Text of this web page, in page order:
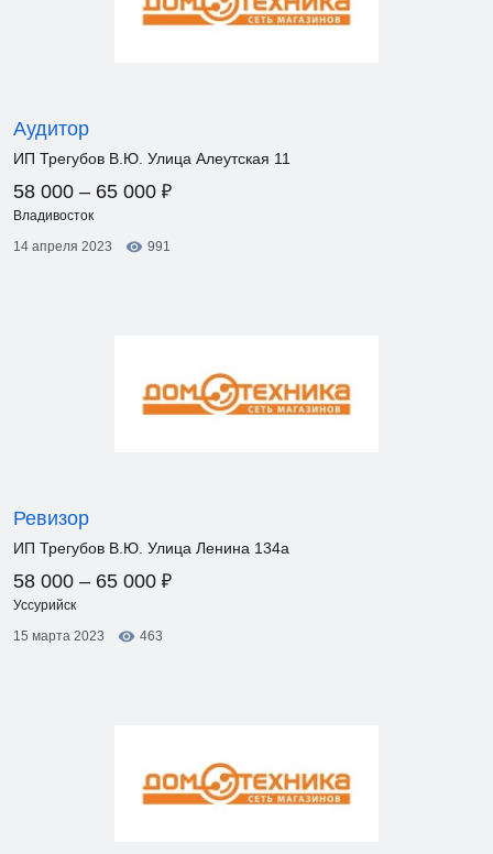
Аудитор
ИП Трегубов В.Ю. Улица Алеутская 11
58 000 – 65 000 ₽
Владивосток
14 апреля 2023
991
Ревизор
ИП Трегубов В.Ю. Улица Ленина 134а
58 000 – 65 000 ₽
Уссурийск
15 марта 2023
463